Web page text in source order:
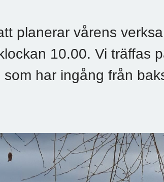
planerar vårens
10.00. Vi träffas
har ingång från